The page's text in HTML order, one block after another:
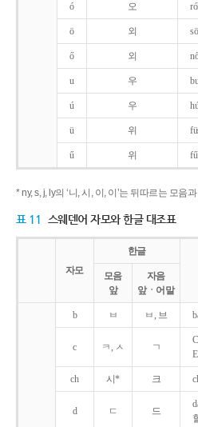
ó 오
ö 외
ő 외
u 우
ú 우
ü 위
ű 위
* ny, s, j, ly의 ‘니, 시, 이, 이’는 뒤따르는 모음
표 11 스웨덴어 자모와 한글 대조표
자모
한글
모음
앞
자음
앞ㆍ어말
b ㅂ ㅂ, 브
c ㅋ, ㅅ ㄱ
ch 시* 크
d ㄷ 드